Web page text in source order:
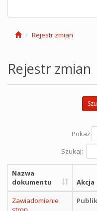
Rejestr zmian
Rejestr zmian
Pokaż
Szukaj:
Nazwa
dokumentu
Akcja
Zawiadomienie